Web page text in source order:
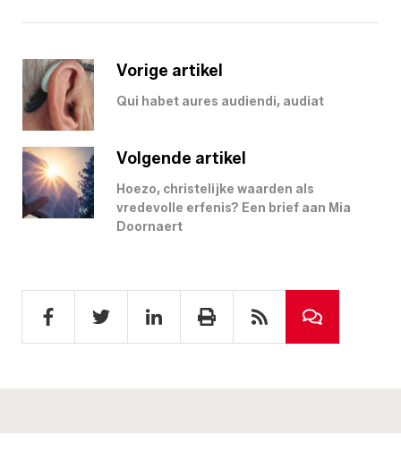
Vorige artikel
Qui habet aures audiendi, audiat
Volgende artikel
Hoezo, christelijke waarden als
vredevolle erfenis? Een brief aan Mia
Doornaert